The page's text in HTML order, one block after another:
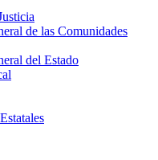
de las Comunidades
del Estado